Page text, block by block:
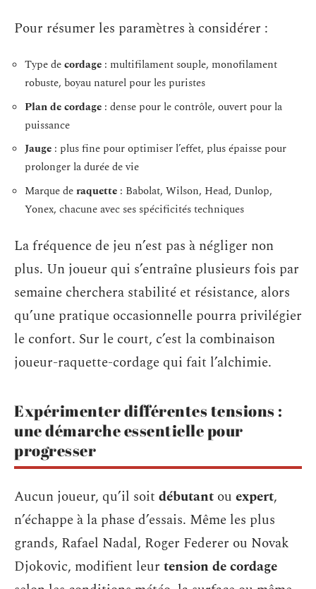
Pour résumer les paramètres à considérer :
Type decordage : multifilament souple, monofilament
robuste, boyau naturel pour les puristes
Plan de cordage : dense pour le contrôle, ouvert pour la
puissance
Jauge : plus fine pour optimiser l’effet, plus épaisse pour
prolonger la durée de vie
Marque deraquette : Babolat, Wilson, Head, Dunlop,
Yonex, chacune avec ses spécificités techniques
La fréquence de jeu n’est pas à négliger non
plus. Un joueur qui s’entraîne plusieurs fois par
semaine cherchera stabilité et résistance, alors
qu’une pratique occasionnelle pourra privilégier
le confort. Sur le court, c’est la combinaison
joueur-raquette-cordage qui fait l’alchimie.
Expérimenter différentes tensions :
une démarche essentielle pour
progresser
Aucun joueur, qu’il soit débutant ou expert,
n’échappe à la phase d’essais. Même les plus
grands, Rafael Nadal, Roger Federer ou Novak
Djokovic, modifient leur tension de cordage